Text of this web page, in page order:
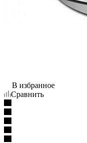
В избранное
Сравнить